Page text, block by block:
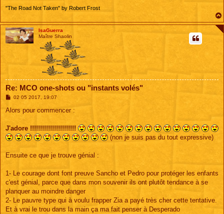
"The Road Not Taken" by Robert Frost
IsaGuerra
Maître Shaolin
Re: MCO one-shots ou "instants volés"
M
s
g
02 05 2017, 19:07
Alors pour commencer :
J'adore !!!!!!!!!!!!!!!!!!!!!!!
(non je suis pas du tout expressive)
Ensuite ce que je trouve génial :
1- Le courage dont font preuve Sancho et Pedro pour protéger les enfants
c'est génial, parce que dans mon souvenir ils ont plutôt tendance à se
planquer au moindre danger
2- Le pauvre type qui à voulu frapper Zia a payé très cher cette tentative.
Et à vrai le trou dans la main ça ma fait penser à Desperado